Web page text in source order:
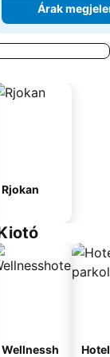
Árak
Rjokan
Wellnessh